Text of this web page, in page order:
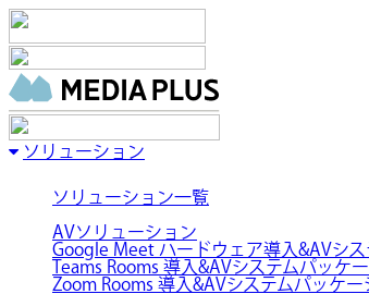
ソリューション
ソリューション一覧
AVソリューション
Google Meet ハードウェア導入&AVシ
Teams Rooms 導入&AVシステムパッケ
Zoom Rooms 導入&AVシステムパッケー